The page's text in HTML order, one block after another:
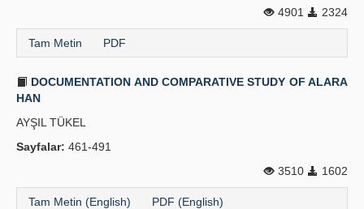
İletişim
4901 2324
Tam Metin PDF
DOCUMENTATION AND COMPARATIVE STUDY OF ALARA
HAN
AYŞIL TÜKEL
Sayfalar: 461-491
3510
1602
Tam Metin (English) PDF (English)